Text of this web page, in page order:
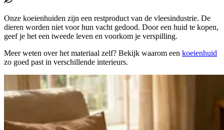
Onze koeienhuiden zijn een restproduct van de vleesindustrie. De
dieren worden niet voor hun vacht gedood. Door een huid te kopen,
geef je het een tweede leven en voorkom je verspilling.
Meer weten over het materiaal zelf? Bekijk waarom een koeienhuid
zo goed past in verschillende interieurs.